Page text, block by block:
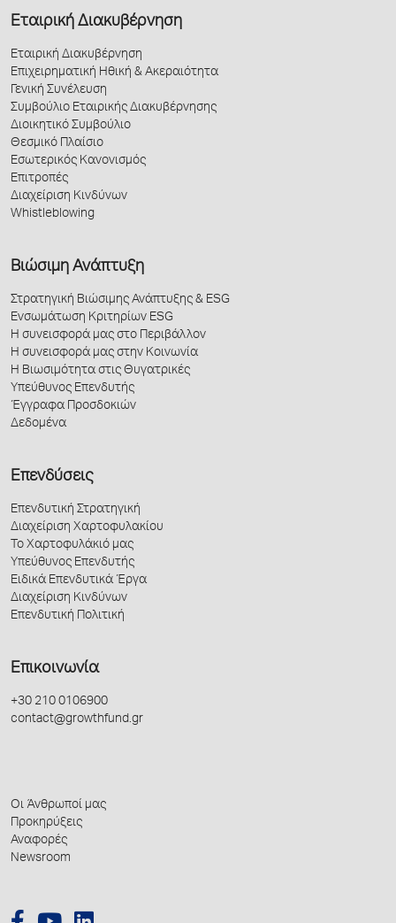
Εταιρική Διακυβέρνηση
Εταιρική Διακυβέρνηση
Επιχειρηματική Ηθική & Ακεραιότητα
Γενική Συνέλευση
Συμβούλιο Εταιρικής Διακυβέρνησης
Διοικητικό Συμβούλιο
Θεσμικό Πλαίσιο
Εσωτερικός Κανονισμός
Επιτροπές
Διαχείριση Κινδύνων
Whistleblowing
Βιώσιμη Ανάπτυξη
Στρατηγική Βιώσιμης Ανάπτυξης & ESG
Ενσωμάτωση Κριτηρίων ESG
Η συνεισφορά μας στο Περιβάλλον
Η συνεισφορά μας στην Κοινωνία
Η Βιωσιμότητα στις Θυγατρικές
Υπεύθυνος Επενδυτής
Έγγραφα Προσδοκιών
Δεδομένα
Επενδύσεις
Επενδυτική Στρατηγική
Διαχείριση Χαρτοφυλακίου
Το Χαρτοφυλάκιό μας
Υπεύθυνος Επενδυτής
Ειδικά Επενδυτικά Έργα
Διαχείριση Κινδύνων
Επενδυτική Πολιτική
Επικοινωνία
+30 210 0106900
contact@growthfund.gr
Οι Άνθρωποί μας
Προκηρύξεις
Αναφορές
Newsroom